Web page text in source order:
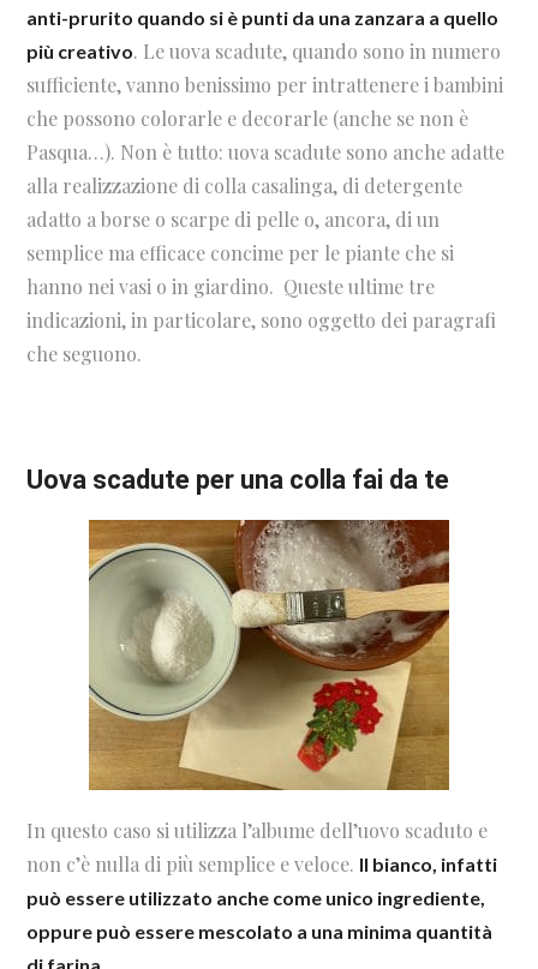
anti-prurito quando si è punti da una zanzara a quello
più creativo. Le uova scadute, quando sono in numero
sufficiente, vanno benissimo per intrattenere i bambini
che possono colorarle e decorarle (anche se non è
Pasqua…). Non è tutto: uova scadute sono anche adatte
alla realizzazione di colla casalinga, di detergente
adatto a borse o scarpe di pelle o, ancora, di un
semplice ma efficace concime per le piante che si
hanno nei vasi o in giardino. Queste ultime tre
indicazioni, in particolare, sono oggetto dei paragrafi
che seguono.
Uova scadute per una colla fai da te
In questo caso si utilizza l’albume dell’uovo scaduto e
non c’è nulla di più semplice e veloce. Il bianco, infatti
può essere utilizzato anche come unico ingrediente,
oppure può essere mescolato a una minima quantità